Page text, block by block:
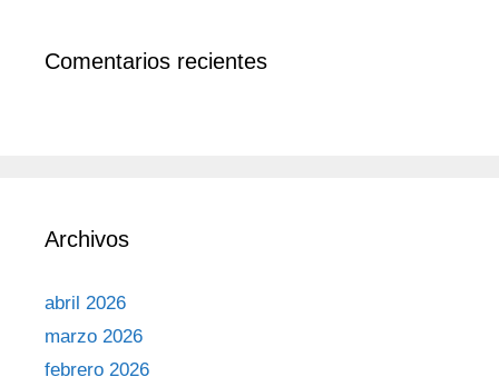
Comentarios recientes
Archivos
abril 2026
marzo 2026
febrero 2026